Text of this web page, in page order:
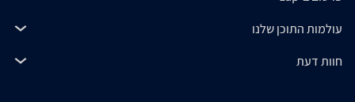
עולמות התוכן שלנו
חוות דעת